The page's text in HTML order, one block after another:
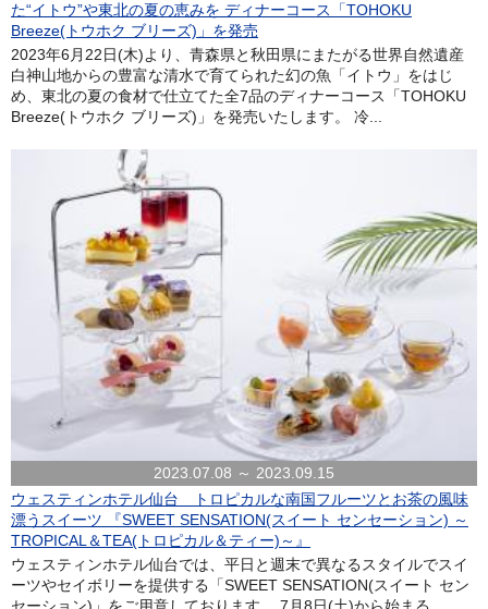
た“イトウ”や東北の夏の恵みを ディナーコース「TOHOKU
Breeze(トウホク ブリーズ)」を発売
2023年6月22日(木)より、青森県と秋田県にまたがる世界自然遺産
白神山地からの豊富な清水で育てられた幻の魚「イトウ」をはじ
め、東北の夏の食材で仕立てた全7品のディナーコース「TOHOKU
Breeze(トウホク ブリーズ)」を発売いたします。 冷...
2023.07.08 ～ 2023.09.15
ウェスティンホテル仙台 トロピカルな南国フルーツとお茶の風味
漂うスイーツ 『SWEET SENSATION(スイート センセーション) ～
TROPICAL＆TEA(トロピカル＆ティー)～』
ウェスティンホテル仙台では、平日と週末で異なるスタイルでスイ
ーツやセイボリーを提供する「SWEET SENSATION(スイート セン
セーション)」をご用意しております。 7月8日(土)から始まる